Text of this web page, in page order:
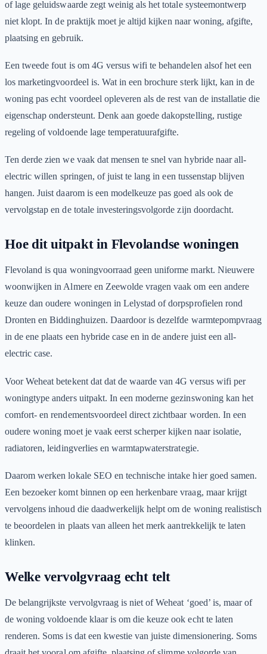
of lage geluidswaarde zegt weinig als het totale systeemontwerp
niet klopt. In de praktijk moet je altijd kijken naar woning, afgifte,
plaatsing en gebruik.
Een tweede fout is om 4G versus wifi te behandelen alsof het een
los marketingvoordeel is. Wat in een brochure sterk lijkt, kan in de
woning pas echt voordeel opleveren als de rest van de installatie die
eigenschap ondersteunt. Denk aan goede dakopstelling, rustige
regeling of voldoende lage temperatuurafgifte.
Ten derde zien we vaak dat mensen te snel van hybride naar all-
electric willen springen, of juist te lang in een tussenstap blijven
hangen. Juist daarom is een modelkeuze pas goed als ook de
vervolgstap en de totale investeringsvolgorde zijn doordacht.
Hoe dit uitpakt in Flevolandse woningen
Flevoland is qua woningvoorraad geen uniforme markt. Nieuwere
woonwijken in Almere en Zeewolde vragen vaak om een andere
keuze dan oudere woningen in Lelystad of dorpsprofielen rond
Dronten en Biddinghuizen. Daardoor is dezelfde warmtepompvraag
in de ene plaats een hybride case en in de andere juist een all-
electric case.
Voor Weheat betekent dat dat de waarde van 4G versus wifi per
woningtype anders uitpakt. In een moderne gezinswoning kan het
comfort- en rendementsvoordeel direct zichtbaar worden. In een
oudere woning moet je vaak eerst scherper kijken naar isolatie,
radiatoren, leidingverlies en warmtapwaterstrategie.
Daarom werken lokale SEO en technische intake hier goed samen.
Een bezoeker komt binnen op een herkenbare vraag, maar krijgt
vervolgens inhoud die daadwerkelijk helpt om de woning realistisch
te beoordelen in plaats van alleen het merk aantrekkelijk te laten
klinken.
Welke vervolgvraag echt telt
De belangrijkste vervolgvraag is niet of Weheat ‘goed’ is, maar of
de woning voldoende klaar is om die keuze ook echt te laten
renderen. Soms is dat een kwestie van juiste dimensionering. Soms